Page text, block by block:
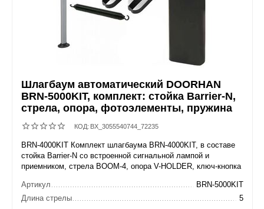
Шлагбаум автоматический DOORHAN
BRN-5000KIT, комплект: стойка Barrier-N,
стрела, опора, фотоэлементы, пружина
КОД: BX_3055540744_72235
BRN-4000KIT Комплект шлагбаума BRN-4000KIT, в составе
стойка Barrier-N со встроенной сигнальной лампой и
приемником, стрела BOOM-4, опора V-HOLDER, ключ-кнопка
Артикул
BRN-5000KIT
Длина стрелы
5